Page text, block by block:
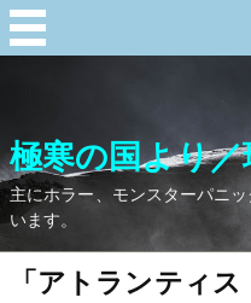
極寒の国より
主にホラー、モンスターパニ
います。
「アトランティ